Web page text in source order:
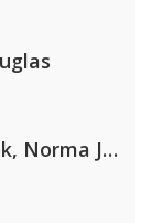
Armin van Buuren, Alok, Norma Jean Martine & LAWRENT